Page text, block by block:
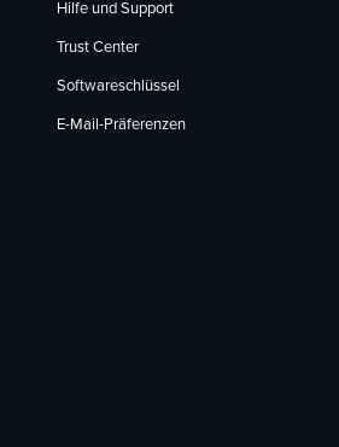
Hilfe und Support
Trust Center
Softwareschlüssel
E-Mail-Präferenzen